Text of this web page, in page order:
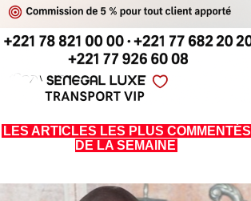
LES ARTICLES LES PLUS COMMENTÉS
DE LA SEMAINE